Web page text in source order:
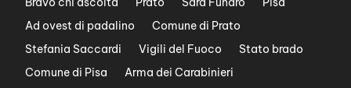
Ad ovest di padalino
Comune di Prato
Stefania Saccardi
Vigili del Fuoco
Stato brado
Comune di Pisa
Arma dei Carabinieri